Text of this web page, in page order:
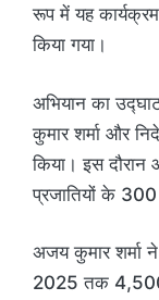
रूप में यह
किया गया।
अभियान का
कुमार शर्मा और
किया। इस दौरान
प्रजातियों के 300
अजय कुमार शर्मा
2025 तक 4,500